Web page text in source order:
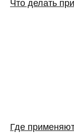
Что делать
Где